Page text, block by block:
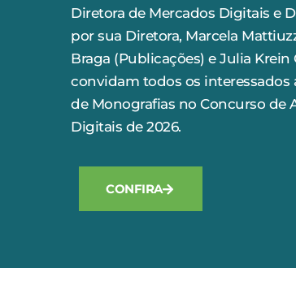
Diretora de Mercados Digitais e
por sua Diretora, Marcela
Braga (Publicações) e Julia
convidam todos os
de Monografias no Concurso de
Digitais de 2026.
CONFIRA